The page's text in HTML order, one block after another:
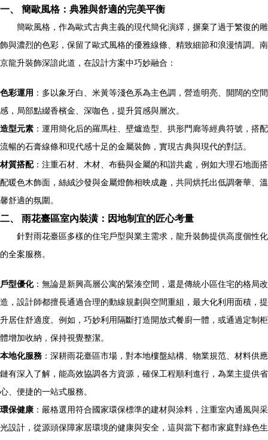
一、 簡歐風格：典雅與舒適的完美平衡
簡歐風格，作為歐式古典主義的現代簡化演繹，摒棄了過于繁復的雕
飾與濃烈的色彩，保留了歐式風格的優雅線條、精致細節和浪漫情調。南
京龍升裝飾深諳此道，在設計方案中巧妙融合：
色彩運用 ：多以象牙白、米黃等淺色系為主色調，營造明亮、開闊的空間
感，局部點綴香檳金、深咖色，提升質感與層次。
造型元素 ：運用簡化后的羅馬柱、壁爐造型、拱形門廊等經典符號，搭配
流暢的石膏線條和現代感十足的金屬裝飾，實現古典與現代的對話。
材質搭配：注重石材、木材、布藝與金屬的和諧共處，例如大理石地面搭
配暖色木飾面，絲絨沙發與金屬燈飾相映成趣，共同烘托出低調奢華、溫
馨舒適的氛圍。
二、 雨花臺區室內裝潢：因地制宜的匠心考量
針對雨花臺區多樣的住宅戶型與業主需求，龍升裝飾提供高度個性化
的全案服務。
戶型優化：無論是新興高層公寓的緊湊空間，還是傳統小區住宅的格局改
造，設計師都擅長通過合理的動線規劃與空間重組，最大化利用面積，提
升居住舒適度。例如，巧妙利用隔斷打造開放式餐廚一體，或通過定制柜
體增加收納，保持視覺整潔。
本地化服務 ：深耕雨花臺區市場，對本地樓盤結構、物業規范、材料供應
鏈有深入了解，能高效協調各方資源，確保工程順利進行，為業主提供省
心、便捷的一站式服務。
環保健康 ：嚴格選用符合國家環保標準的建材與涂料，注重室內通風與采
光設計，從源頭保障家居環境的健康與安全，這與當下都市家庭對綠色生